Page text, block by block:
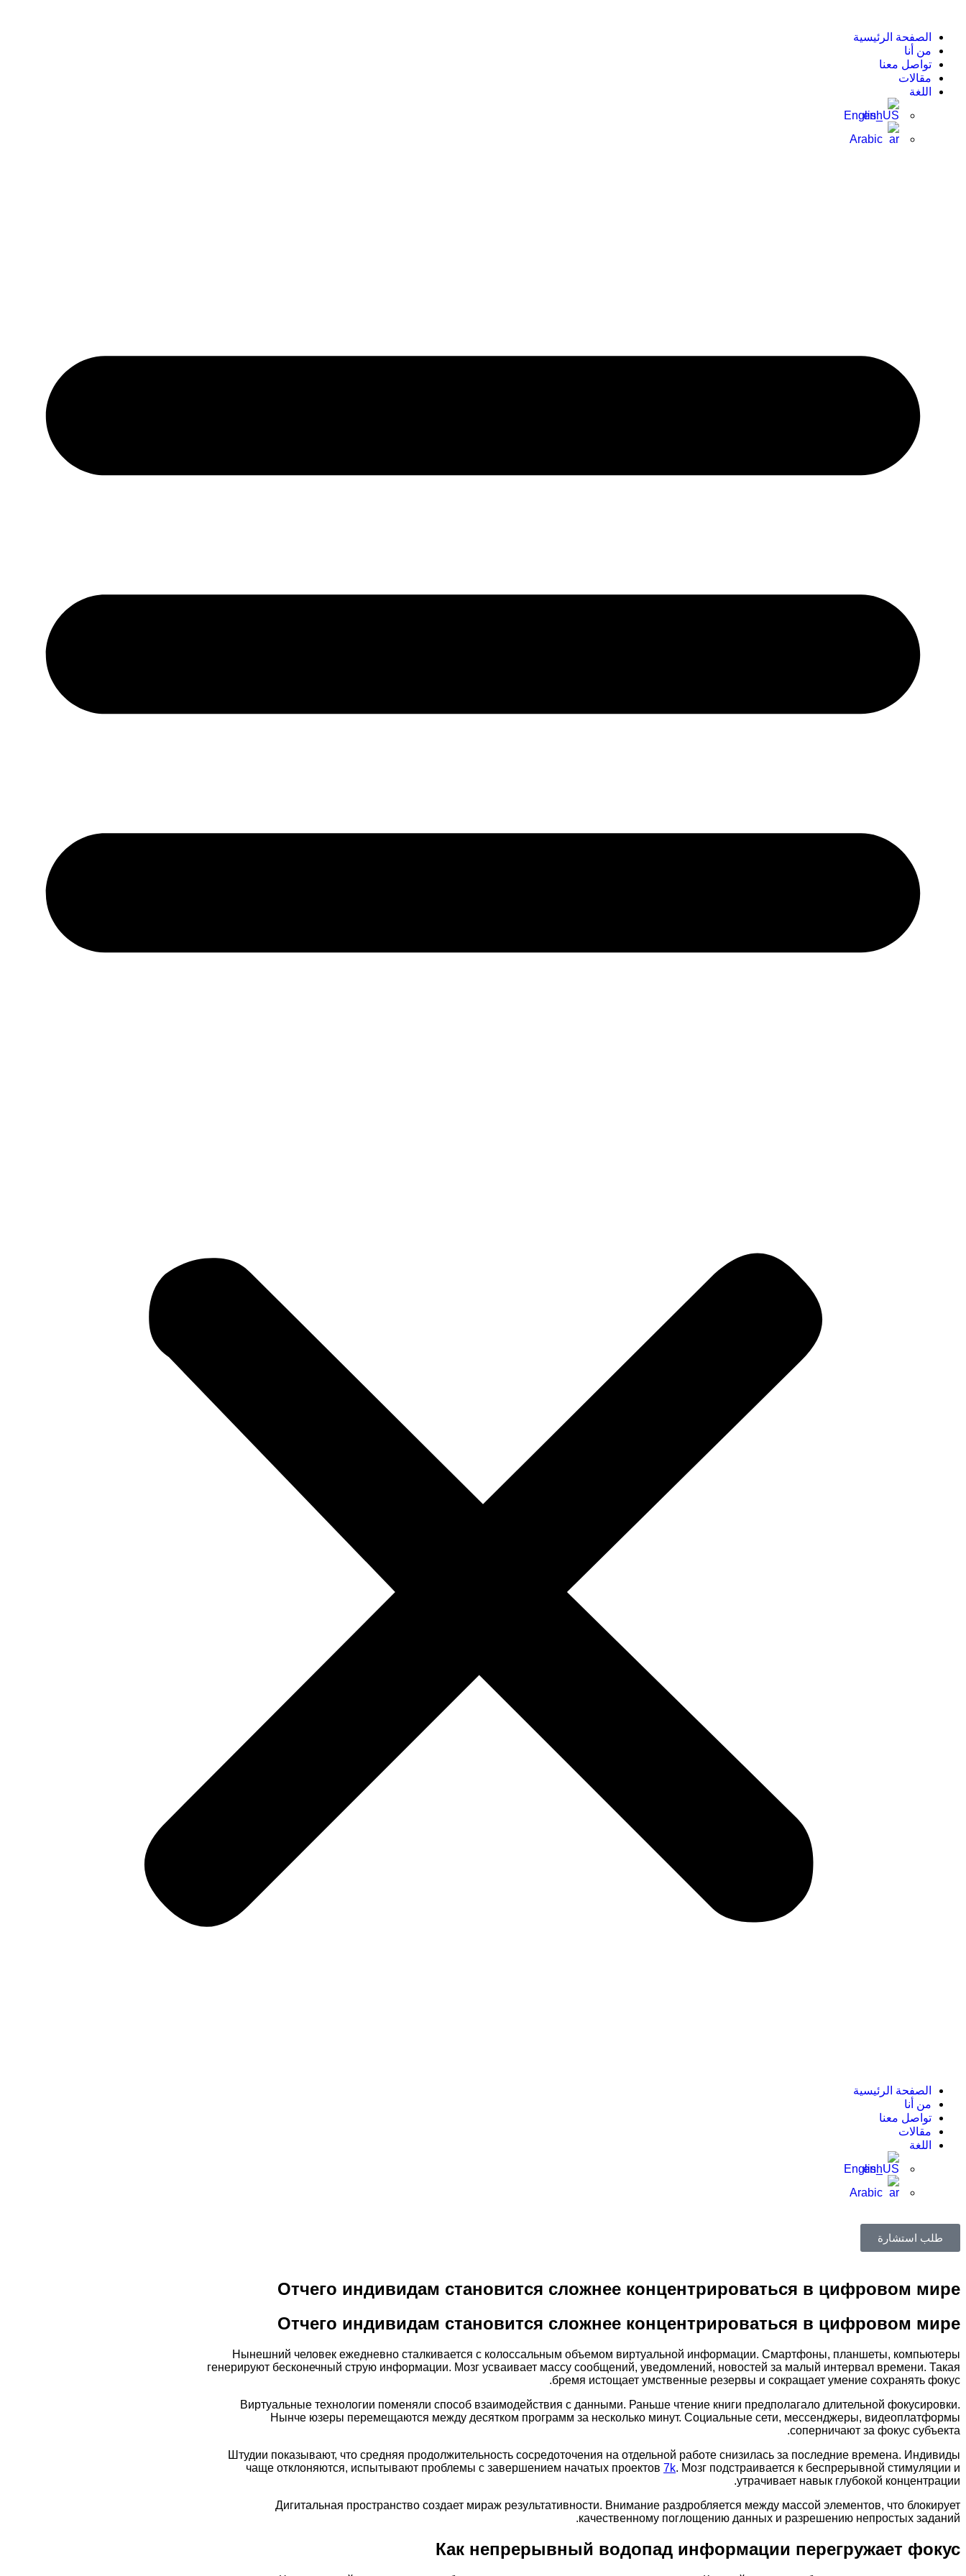
الصفحة الرئيسية
من أنا
تواصل معنا
مقالات
اللغة
English
Arabic
الصفحة الرئيسية
من أنا
تواصل معنا
مقالات
اللغة
English
Arabic
طلب استشارة
Отчего индивидам становится сложнее концентрироваться в цифровом мире
Отчего индивидам становится сложнее концентрироваться в цифровом мире
Нынешний человек ежедневно сталкивается с колоссальным объемом виртуальной информации. Смартфоны, планшеты, компьютеры
генерируют бесконечный струю информации. Мозг усваивает массу сообщений, уведомлений, новостей за малый интервал времени. Такая
бремя истощает умственные резервы и сокращает умение сохранять фокус.
Виртуальные технологии поменяли способ взаимодействия с данными. Раньше чтение книги предполагало длительной фокусировки.
Нынче юзеры перемещаются между десятком программ за несколько минут. Социальные сети, мессенджеры, видеоплатформы
соперничают за фокус субъекта.
Штудии показывают, что средняя продолжительность сосредоточения на отдельной работе снизилась за последние времена. Индивиды
чаще отклоняются, испытывают проблемы с завершением начатых проектов 7k. Мозг подстраивается к беспрерывной стимуляции и
утрачивает навык глубокой концентрации.
Дигитальная пространство создает мираж результативности. Внимание раздробляется между массой элементов, что блокирует
качественному поглощению данных и разрешению непростых заданий.
Как непрерывный водопад информации перегружает фокус